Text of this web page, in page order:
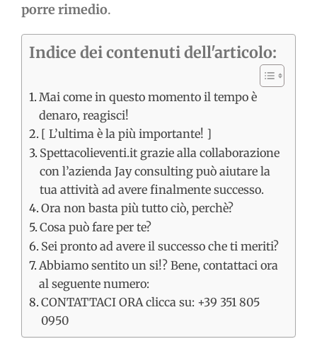
porre rimedio.
Indice dei contenuti dell'articolo:
Mai come in questo momento il tempo è
denaro, reagisci!
[ L’ultima è la più importante! ]
Spettacolieventi.it grazie alla collaborazione
con l’azienda Jay consulting può aiutare la
tua attività ad avere finalmente successo.
Ora non basta più tutto ciò, perchè?
Cosa può fare per te?
Sei pronto ad avere il successo che ti meriti?
Abbiamo sentito un si!? Bene, contattaci ora
al seguente numero:
CONTATTACI ORA clicca su: +39 351 805
0950